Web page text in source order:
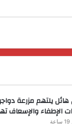
يلتهم مزرعة
الإطفاء والإسعاف